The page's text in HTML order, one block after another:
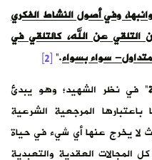
وفي أصول النشاط الفكري
عن الله، كالتلقي في
سواء بسواء.”
[2]
” في نظر الشهيد؛ وهو يبدئ
المرجعية الشرعية
لا يخرج عنها أي شيء في حياة
المجالات العقدية والتعبدية